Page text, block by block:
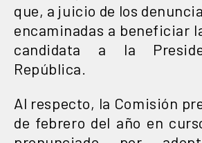
que, a juicio de los
encaminadas a beneficiar
candidata a la
República.
Al respecto, la Comisión
de febrero del año en